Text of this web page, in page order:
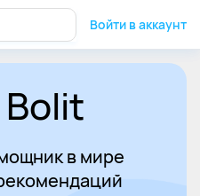
Войти в аккаунт
Войти в аккаунт
Bolit
в мире